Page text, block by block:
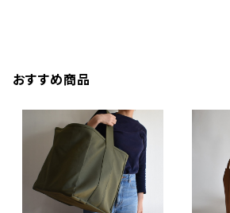
おすすめ商品